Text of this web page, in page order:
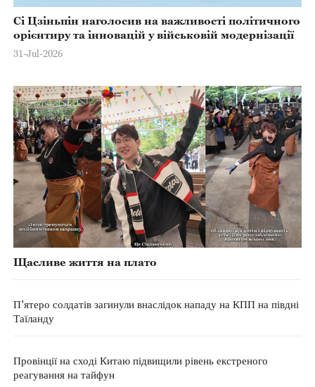
Сі Цзіньпін наголосив на важливості політичного
орієнтиру та інновацій у військовій модернізації
31-Jul-2026
Щасливе життя на плато
П’ятеро солдатів загинули внаслідок нападу на КПП на півдні
Таїланду
Провінції на сході Китаю підвищили рівень екстреного
реагування на тайфун